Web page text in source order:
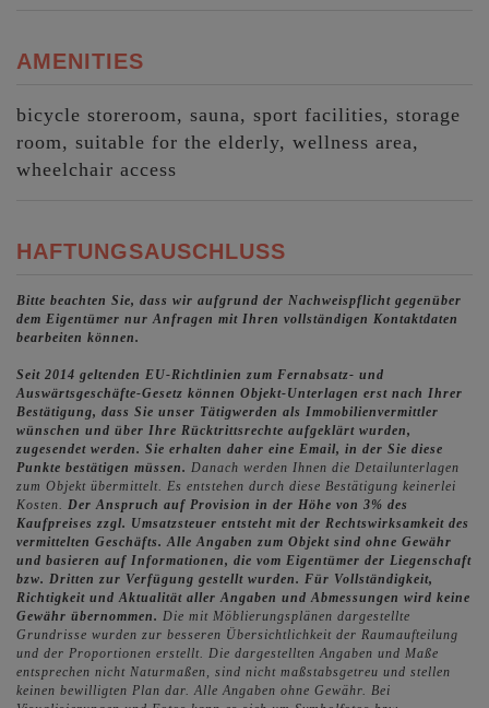
AMENITIES
bicycle storeroom sauna sport facilities
storage
room
suitable for the elderly wellness area
wheelchair access
HAFTUNGSAUSCHLUSS
Bitte beachten Sie, dass wir aufgrund der Nachweispflicht gegenüber
dem Eigentümer nur Anfragen mit Ihren vollständigen Kontaktdaten
bearbeiten können.
Seit 2014 geltenden EU-Richtlinien zum Fernabsatz- und
Auswärtsgeschäfte-Gesetz können Objekt-Unterlagen erst nach Ihrer
Bestätigung, dass Sie unser Tätigwerden als Immobilienvermittler
wünschen und über Ihre Rücktrittsrechte aufgeklärt wurden,
zugesendet werden. Sie erhalten daher eine Email, in der Sie diese
Punkte bestätigen müssen. Danach werden Ihnen die Detailunterlagen
zum Objekt übermittelt. Es entstehen durch diese Bestätigung keinerlei
Kosten. Der Anspruch auf Provision in der Höhe von 3% des
Kaufpreises zzgl. Umsatzsteuer entsteht mit der Rechtswirksamkeit des
vermittelten Geschäfts.Alle Angaben zum Objekt sind ohne Gewähr
und basieren auf Informationen, die vom Eigentümer der Liegenschaft
bzw. Dritten zur Verfügung gestellt wurden. Für Vollständigkeit,
Richtigkeit und Aktualität aller Angaben und Abmessungen wird keine
Gewähr übernommen. Die mit Möblierungsplänen dargestellte
Grundrisse wurden zur besseren Übersichtlichkeit der Raumaufteilung
und der Proportionen erstellt. Die dargestellten Angaben und Maße
entsprechen nicht Naturmaßen, sind nicht maßstabsgetreu und stellen
keinen bewilligten Plan dar. Alle Angaben ohne Gewähr. Bei